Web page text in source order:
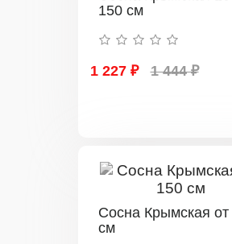
150 см
1 227 ₽ 1 444 ₽
Сосна Крымская от
см